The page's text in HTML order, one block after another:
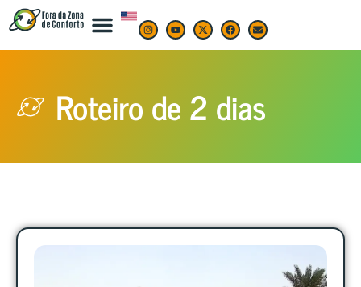
Roteiro de 2 dias